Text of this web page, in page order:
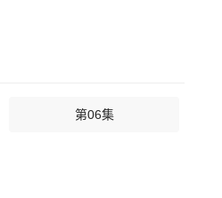
第06集